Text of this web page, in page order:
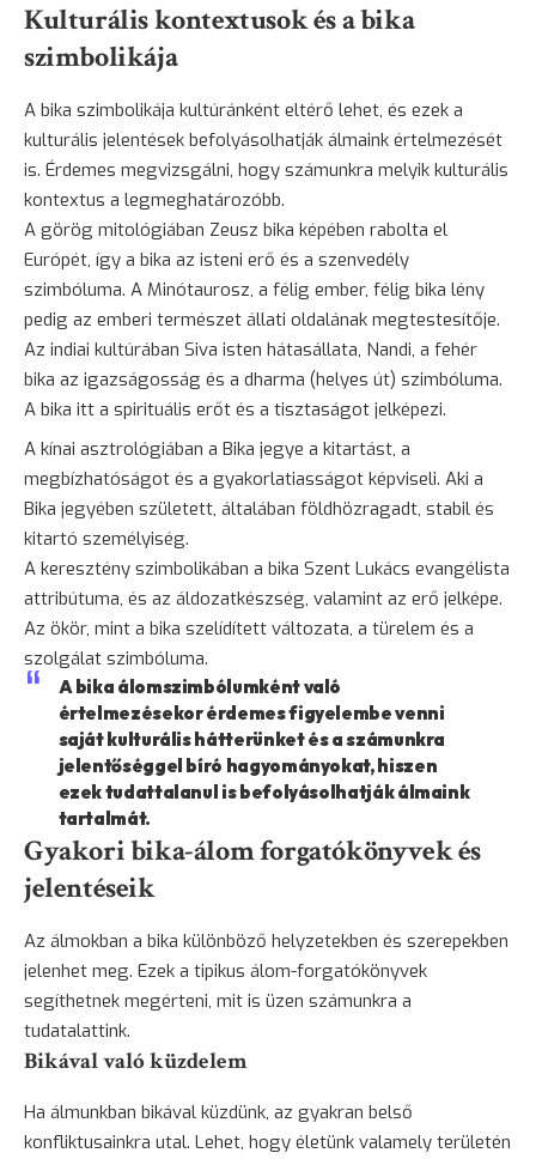
Kulturális kontextusok és a bika
szimbolikája
A bika szimbolikája kultúránként eltérő lehet, és ezek a
kulturális jelentések befolyásolhatják álmaink értelmezését
is. Érdemes megvizsgálni, hogy számunkra melyik kulturális
kontextus a legmeghatározóbb.
A görög mitológiában Zeusz bika képében rabolta el
Európét, így a bika az isteni erő és a szenvedély
szimbóluma. A Minótaurosz, a félig ember, félig bika lény
pedig az emberi természet állati oldalának megtestesítője.
Az indiai kultúrában Siva isten hátasállata, Nandi, a fehér
bika az igazságosság és a dharma (helyes út) szimbóluma.
A bika itt a spirituális erőt és a tisztaságot jelképezi.
A kínai asztrológiában a Bika jegye a kitartást, a
megbízhatóságot és a gyakorlatiasságot képviseli. Aki a
Bika jegyében született, általában földhözragadt, stabil és
kitartó személyiség.
A keresztény szimbolikában a bika Szent Lukács evangélista
attribútuma, és az áldozatkészség, valamint az erő jelképe.
Az ökör, mint a bika szelídített változata, a türelem és a
szolgálat szimbóluma.
A bika álomszimbólumként való
értelmezésekor érdemes figyelembe venni
saját kulturális hátterünket és a számunkra
jelentőséggel bíró hagyományokat, hiszen
ezek tudattalanul is befolyásolhatják álmaink
tartalmát.
Gyakori bika-álom forgatókönyvek és
jelentéseik
Az álmokban a bika különböző helyzetekben és szerepekben
jelenhet meg. Ezek a tipikus álom-forgatókönyvek
segíthetnek megérteni, mit is üzen számunkra a
tudatalattink.
Bikával való küzdelem
Ha álmunkban bikával küzdünk, az gyakran belső
konfliktusainkra utal. Lehet, hogy életünk valamely területén